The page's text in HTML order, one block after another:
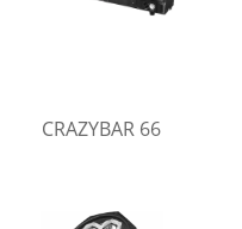
CRAZYBAR 66